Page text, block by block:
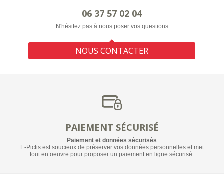
06 37 57 02 04
N'hésitez pas à nous poser vos questions
NOUS CONTACTER
PAIEMENT SÉCURISÉ
Paiement et données sécurisés
E-Pictis est soucieux de préserver vos données personnelles et met
tout en oeuvre pour proposer un paiement en ligne sécurisé.